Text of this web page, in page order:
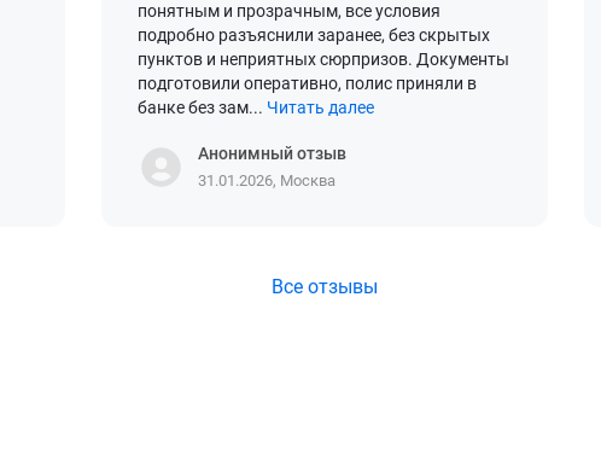
понятным и прозрачным, все условия
подробно разъяснили заранее, без скрытых
пунктов и неприятных сюрпризов. Документы
подготовили оперативно, полис приняли в
банке без зам... Читать далее
Анонимный отзыв
31.01.2026, Москва
Все отзывы